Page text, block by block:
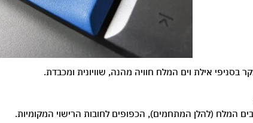
המלח (להלן המתחמים), הכפופים לחובות הרישוי המקומיות.